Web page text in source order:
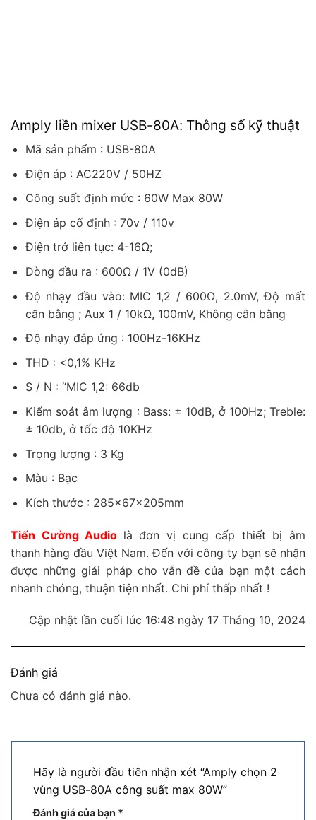
Amply liền mixer USB-80A: Thông số kỹ thuật
Mã sản phẩm : USB-80A
Điện áp : AC220V / 50HZ
Công suất định mức : 60W Max 80W
Điện áp cố định : 70v / 110v
Điện trở liên tục: 4-16Ω;
Dòng đầu ra : 600Ω / 1V (0dB)
Độ nhạy đầu vào: MIC 1,2 / 600Ω, 2.0mV, Độ mất
cân bằng ; Aux 1 / 10kΩ, 100mV, Không cân bằng
Độ nhạy đáp ứng : 100Hz-16KHz
THD : <0,1% KHz
S / N : “MIC 1,2: 66db
Kiểm soát âm lượng : Bass: ± 10dB, ở 100Hz; Treble:
± 10db, ở tốc độ 10KHz
Trọng lượng : 3 Kg
Màu : Bạc
Kích thước : 285x67x205mm
Tiến Cường Audio là đơn vị cung cấp thiết bị âm
thanh hàng đầu Việt Nam. Đến với công ty bạn sẽ nhận
được những giải pháp cho vẫn đề của bạn một cách
nhanh chóng, thuận tiện nhất. Chi phí thấp nhất !
Cập nhật lần cuối lúc 16:48 ngày 17 Tháng 10, 2024
Đánh giá
Chưa có đánh giá nào.
Hãy là người đầu tiên nhận xét “Amply chọn 2
vùng USB-80A công suất max 80W”
Đánh giá của bạn *